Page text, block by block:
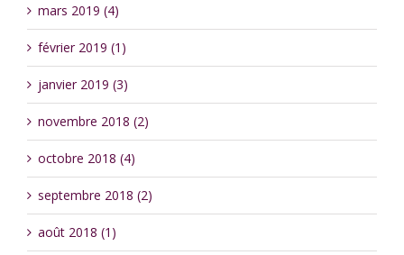
mars 2019 (4)
février 2019 (1)
janvier 2019 (3)
novembre 2018 (2)
octobre 2018 (4)
septembre 2018 (2)
août 2018 (1)